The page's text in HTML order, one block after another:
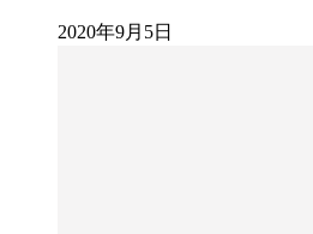
2020年9月5日